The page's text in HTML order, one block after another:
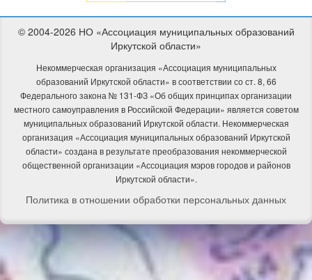
© 2004-2026 НО «Ассоциация муниципальных образований
Иркутской области»
Некоммерческая организация «Ассоциация муниципальных
образований Иркутской области» в соответствии со ст. 8, 66
Федерального закона № 131-ФЗ «Об общих принципах организации
местного самоуправления в Российской Федерации» является советом
муниципальных образований Иркутской области. Некоммерческая
организация «Ассоциация муниципальных образований Иркутской
области» создана в результате преобразования некоммерческой
общественной организации «Ассоциация мэров городов и районов
Иркутской области».
Политика в отношении обработки персональных данных